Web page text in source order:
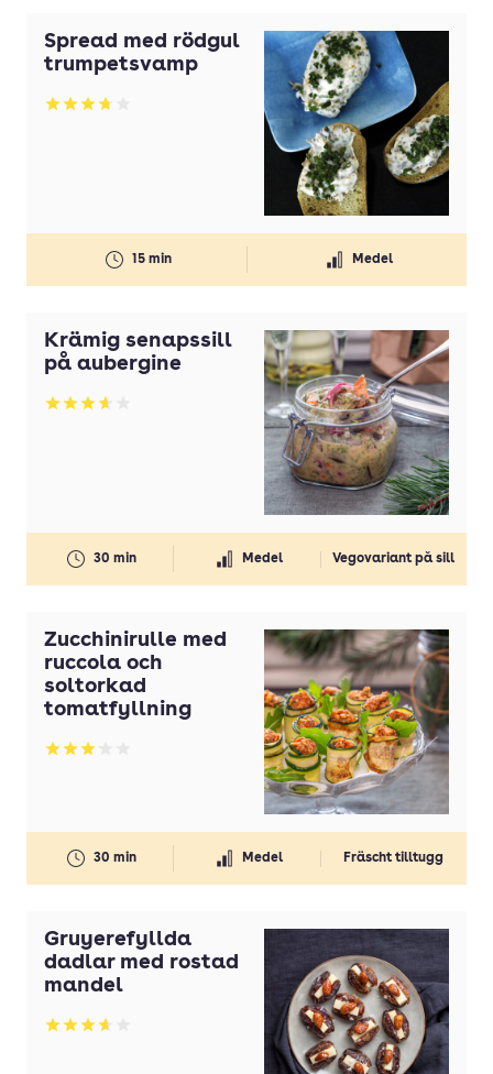
Pannkakor
Pastasallad
Sallad
Spett
Tilltugg
Toast
Varmrätt
Wrap
Spread med rödgul
trumpetsvamp
Betyg: 3.76 av 5
15 min Medel
Krämig senapssill
på aubergine
Betyg: 3.63 av 5
30 min Medel Vegovariant på sill
Zucchinirulle med
ruccola och
soltorkad
tomatfyllning
Betyg: 3.14 av 5
30 min Medel Fräscht tilltugg
Gruyerefyllda
dadlar med rostad
mandel
Betyg: 3.64 av 5